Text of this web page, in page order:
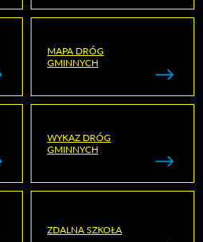
MAPA DRÓG
GMINNYCH
WYKAZ DRÓG
GMINNYCH
ZDALNA SZKOŁA